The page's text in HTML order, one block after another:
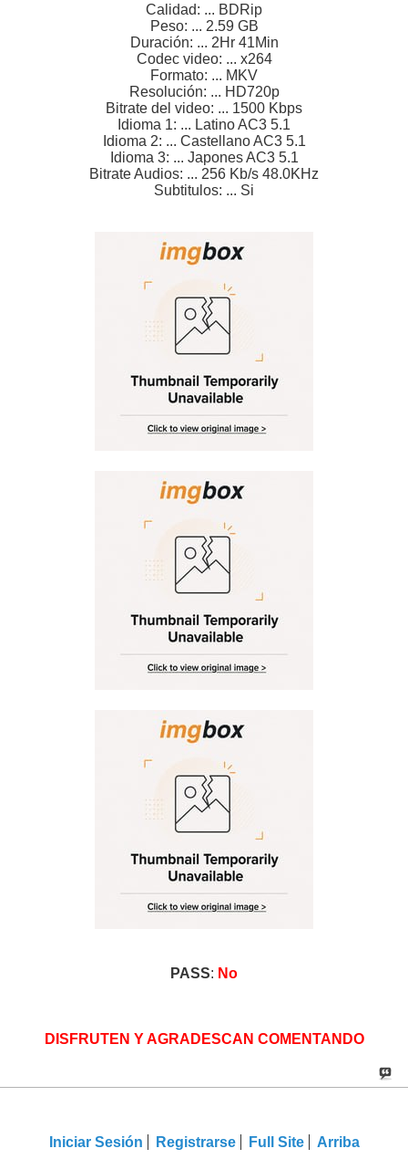
Calidad: ... BDRip
Peso: ... 2.59 GB
Duración: ... 2Hr 41Min
Codec video: ... x264
Formato: ... MKV
Resolución: ... HD720p
Bitrate del video: ... 1500 Kbps
Idioma 1: ... Latino AC3 5.1
Idioma 2: ... Castellano AC3 5.1
Idioma 3: ... Japones AC3 5.1
Bitrate Audios: ... 256 Kb/s 48.0KHz
Subtitulos: ... Si
PASS: No
DISFRUTEN Y AGRADESCAN COMENTANDO
Iniciar Sesión Registrarse Full Site Arriba